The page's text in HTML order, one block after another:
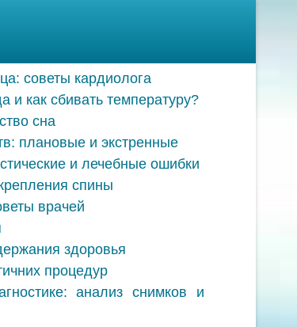
советы кардиолога
как сбивать температуру?
сна
плановые и экстренные
и лечебные ошибки
спины
врачей
здоровья
процедур
анализ снимков и